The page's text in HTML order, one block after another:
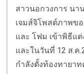
สาวนอกวงการ นา
เจมส์จิโพสต์ภาพข
และ โฟม เข้าพิธีแ
และในวันที่ 12 ส.ค
กำลังตั้งท้องทายา